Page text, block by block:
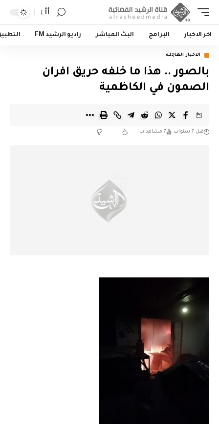
أأ
اخر الاخبار البرامج البث المباشر راديو الرشيد FM
الاخبار العاجلة
بالصور .. هذا ما خلفه حريق افران
الصمون في الكاظمية
قبل 7 سنوات 7 مشاهدات